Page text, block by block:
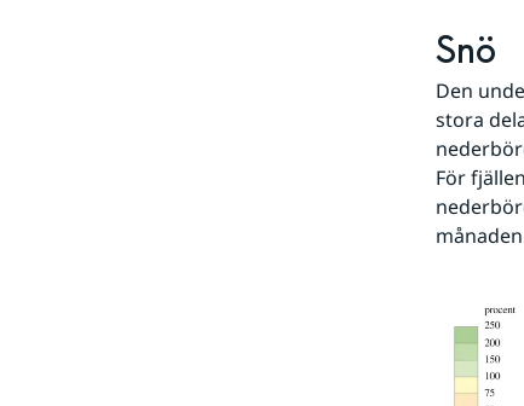
Snö
Den
stora
För